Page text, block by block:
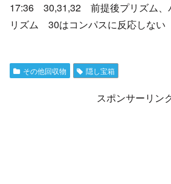
17:36 30,31,32 前提後プリズム、
リズム 30はコンパスに反応しない
その他回収物 隠し宝箱
スポンサーリン